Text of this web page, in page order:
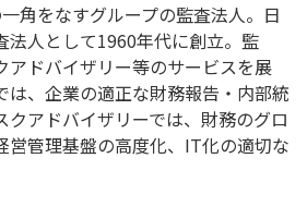
角をなすグループの監査法人。日
法人として1960年代に創立。監
アドバイザリー等のサービスを展
は、企業の適正な財務報告・内部統
クアドバイザリーでは、財務のグロ
営管理基盤の高度化、IT化の適切な